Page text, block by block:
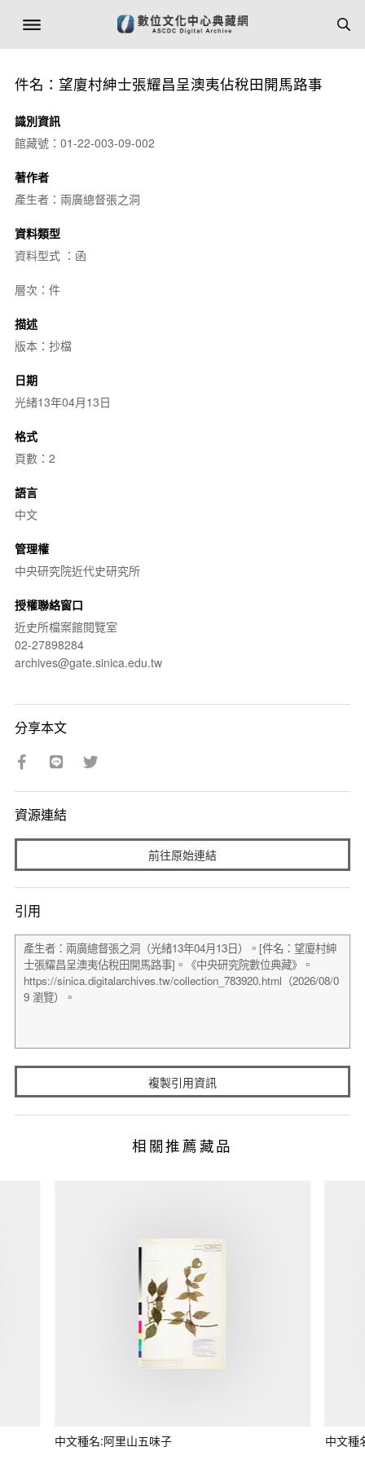
件名：望廈村紳士張耀昌呈澳夷佔稅田開馬路事
識別資訊
館藏號：01-22-003-09-002
著作者
產生者：兩廣總督張之洞
資料類型
資料型式 ：函
層次：件
描述
版本：抄檔
日期
光緒13年04月13日
格式
頁數：2
語言
中文
管理權
中央研究院近代史研究所
授權聯絡窗口
近史所檔案館閱覽室
02-27898284
archives@gate.sinica.edu.tw
分享本文
資源連結
前往原始連結
引用
複製引用資訊
相關推薦藏品
中文種名:阿里山五味子 中文種